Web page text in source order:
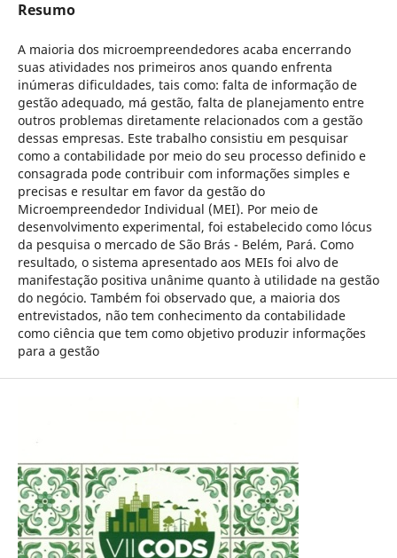
Resumo
A maioria dos microempreendedores acaba encerrando
suas atividades nos primeiros anos quando enfrenta
inúmeras dificuldades, tais como: falta de informação de
gestão adequado, má gestão, falta de planejamento entre
outros problemas diretamente relacionados com a gestão
dessas empresas. Este trabalho consistiu em pesquisar
como a contabilidade por meio do seu processo definido e
consagrada pode contribuir com informações simples e
precisas e resultar em favor da gestão do
Microempreendedor Individual (MEI). Por meio de
desenvolvimento experimental, foi estabelecido como lócus
da pesquisa o mercado de São Brás - Belém, Pará. Como
resultado, o sistema apresentado aos MEIs foi alvo de
manifestação positiva unânime quanto à utilidade na gestão
do negócio. Também foi observado que, a maioria dos
entrevistados, não tem conhecimento da contabilidade
como ciência que tem como objetivo produzir informações
para a gestão